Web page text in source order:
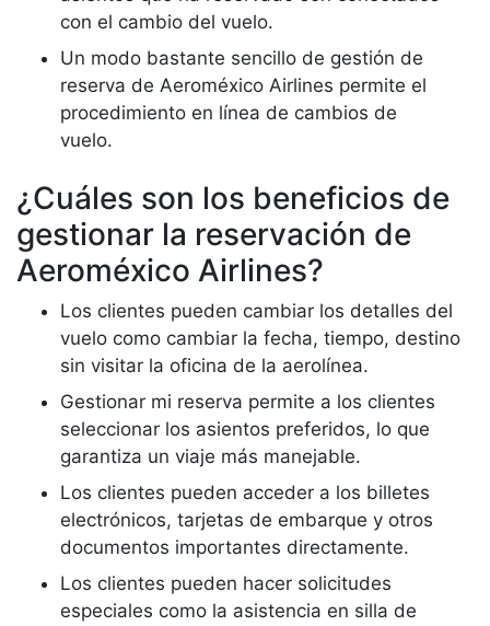
con el cambio del vuelo.
Un modo bastante sencillo de gestión de
reserva de Aeroméxico Airlines permite el
procedimiento en línea de cambios de
vuelo.
¿Cuáles son los beneficios de
gestionar la reservación de
Aeroméxico Airlines?
Los clientes pueden cambiar los detalles del
vuelo como cambiar la fecha, tiempo, destino
sin visitar la oficina de la aerolínea.
Gestionar mi reserva permite a los clientes
seleccionar los asientos preferidos, lo que
garantiza un viaje más manejable.
Los clientes pueden acceder a los billetes
electrónicos, tarjetas de embarque y otros
documentos importantes directamente.
Los clientes pueden hacer solicitudes
especiales como la asistencia en silla de